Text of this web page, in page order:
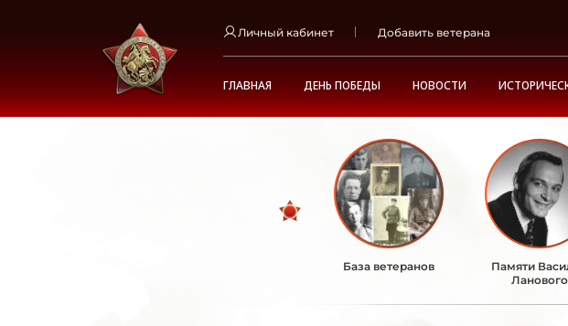
Личный кабинет Добавить ветерана
ГЛАВНАЯ ДЕНЬ ПОБЕДЫ НОВОСТИ
База ветеранов
Памяти
Ланового